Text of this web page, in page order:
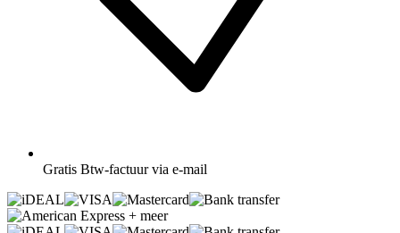
Gratis Btw-factuur via e-mail
+ meer